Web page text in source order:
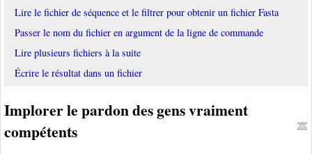
Lire le fichier de séquence et le filtrer pour obtenir un fichier Fasta
Passer le nom du fichier en argument de la ligne de commande
Lire plusieurs fichiers à la suite
Écrire le résultat dans un fichier
Implorer le pardon des gens vraiment
compétents